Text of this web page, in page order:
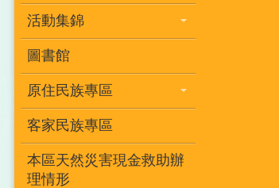
活動集錦
圖書館
原住民族專區
客家民族專區
本區天然災害現金救助辦
理情形